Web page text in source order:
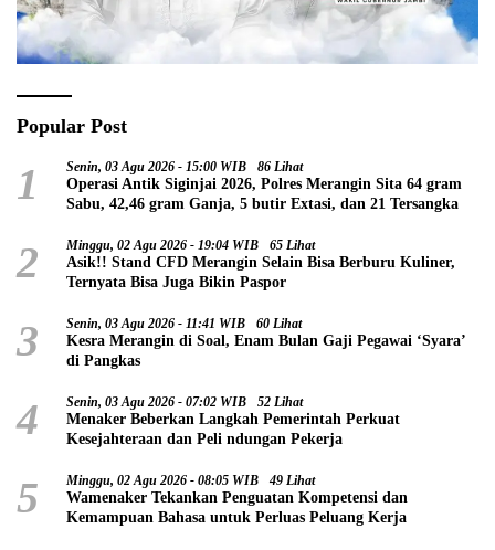
Popular Post
1 Senin, 03 Agu 2026 - 15:00 WIB 86 Lihat
Operasi Antik Siginjai 2026, Polres Merangin Sita 64 gram
Sabu, 42,46 gram Ganja, 5 butir Extasi, dan 21 Tersangka
2 Minggu, 02 Agu 2026 - 19:04 WIB 65 Lihat
Asik!! Stand CFD Merangin Selain Bisa Berburu Kuliner,
Ternyata Bisa Juga Bikin Paspor
3 Senin, 03 Agu 2026 - 11:41 WIB 60 Lihat
Kesra Merangin di Soal, Enam Bulan Gaji Pegawai ‘Syara’
di Pangkas
4 Senin, 03 Agu 2026 - 07:02 WIB 52 Lihat
Menaker Beberkan Langkah Pemerintah Perkuat
Kesejahteraan dan Peli ndungan Pekerja
5 Minggu, 02 Agu 2026 - 08:05 WIB 49 Lihat
Wamenaker Tekankan Penguatan Kompetensi dan
Kemampuan Bahasa untuk Perluas Peluang Kerja